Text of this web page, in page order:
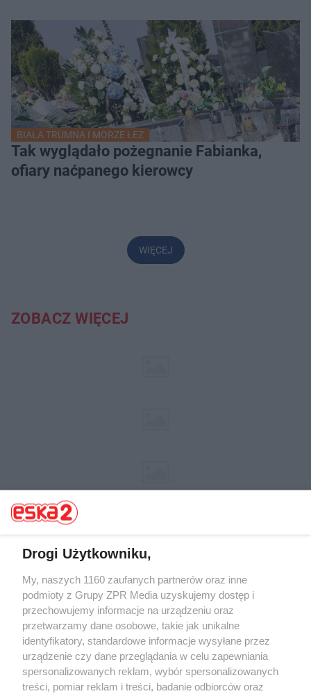
BIAŁA TRUMNA I MORZE ŁEZ
Tak wyglądało pożegnanie Fabianka,
ofiary naćpanego kierowcy
WIĘCEJ
ZOBACZ WIĘCEJ
Żaden utwór zamieszczony w serwisie nie może być powielany i
rozpowszechniany lub dalej rozpowszechniany w jakikolwiek sposób (w
tym także elektroniczny lub mechaniczny) na jakimkolwiek polu
eksploatacji w jakiejkolwiek formie, włącznie z umieszczaniem w
Internecie bez pisemnej zgody właściciela praw. Jakiekolwiek użycie lub
wykorzystanie utworów w całości lub w części z naruszeniem prawa,
tzn. bez właściwej zgody, jest zabronione pod groźbą kary i może być
ścigane prawnie.
Drogi Użytkowniku,
My, naszych 1160 zaufanych partnerów oraz inne
podmioty z Grupy ZPR Media uzyskujemy dostęp i
przechowujemy informacje na urządzeniu oraz
przetwarzamy dane osobowe, takie jak unikalne
identyfikatory, standardowe informacje wysyłane przez
urządzenie czy dane przeglądania w celu zapewniania
spersonalizowanych reklam, wybór spersonalizowanych
treści, pomiar reklam i treści, badanie odbiorców oraz